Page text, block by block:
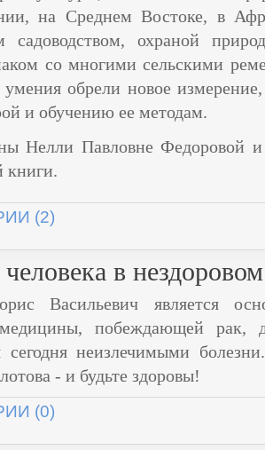
на Среднем Востоке, в
садоводством, охраной
со многими сельскими
обрели новое измерение,
и обучению ее методам.
Нелли Павловне Федоровой
книги.
(2)
человека в
Васильевич является
побеждающей рак,
неизлечимыми
- и будьте здоровы!
(0)